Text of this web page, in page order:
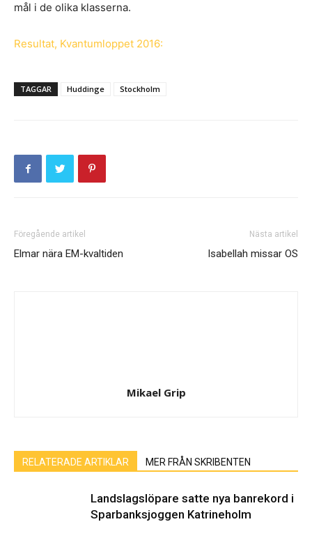
mål i de olika klasserna.
Resultat, Kvantumloppet 2016:
TAGGAR Huddinge Stockholm
Föregående artikel
Elmar nära EM-kvaltiden
Nästa artikel
Isabellah missar OS
Mikael Grip
RELATERADE ARTIKLAR MER FRÅN SKRIBENTEN
Landslagslöpare satte nya banrekord i
Sparbanksjoggen Katrineholm